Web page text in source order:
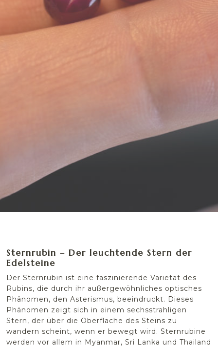
Sternrubin – Der leuchtende Stern der
Edelsteine
Der Sternrubin ist eine faszinierende Varietät des
Rubins, die durch ihr außergewöhnliches optisches
Phänomen, den Asterismus, beeindruckt. Dieses
Phänomen zeigt sich in einem sechsstrahligen
Stern, der über die Oberfläche des Steins zu
wandern scheint, wenn er bewegt wird. Sternrubine
werden vor allem in Myanmar, Sri Lanka und Thailand